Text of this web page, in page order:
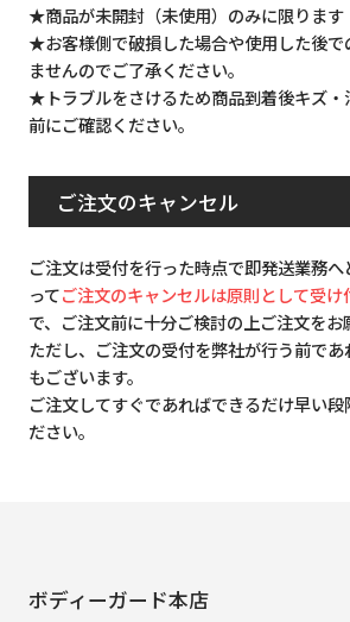
★商品が未開封（未使用）のみに限ります
★お客様側で破損した場合や使用した後で
ませんのでご了承ください。
★トラブルをさけるため商品到着後キズ・
前にご確認ください。
ご注文のキャンセル
ご注文は受付を行った時点で即発送業務
ってご注文のキャンセルは原則として受け
で、ご注文前に十分ご検討の上ご注文をお
ただし、ご注文の受付を弊社が行う前で
もございます。
ご注文してすぐであればできるだけ早い段
ださい。
ボディーガード本店